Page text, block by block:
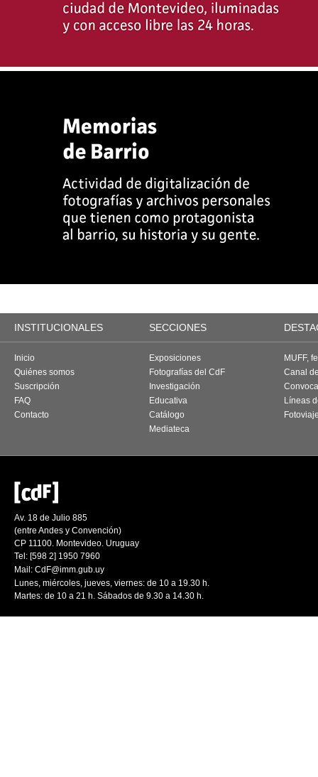
INSTITUCIONALES SECCIONES
Inicio
Quiénes somos
Suscripción
FAQ
Contacto
Exposiciones
Fotografías del CdF
Investigación
Educativa
Catálogo
Mediateca
MUFF,
Canal
Líneas
Av. 18 de Julio 885
(entre Andes y Convención)
CP 11100. Montevideo. Uruguay
Tel: [598 2] 1950 7960
Mail: CdF@imm.gub.uy
Lunes, miércoles, jueves, viernes: de 10 a 19.30 h.
Martes: de 10 a 21 h. Sábados de 9.30 a 14.30 h.